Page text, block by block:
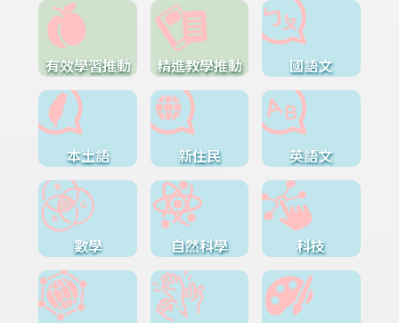
有效學習推動 精進教學推動 國語文
本土語 新住民 英語文
數學 自然科學 科技